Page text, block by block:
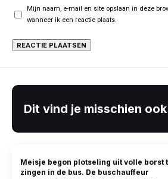
Mijn naam, e-mail en site opslaan in deze
wanneer ik een reactie plaats.
Dit vind je misschien
Meisje begon plotseling uit volle borst
zingen in de bus. De buschauffeur